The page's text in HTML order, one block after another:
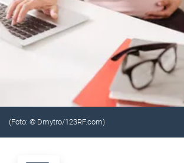
(Foto: © Dmytro/123RF.com)